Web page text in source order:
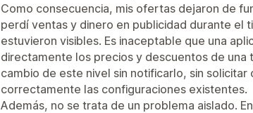
Como consecuencia, mis ofertas dejaron de
perdí ventas y dinero en publicidad durante el
estuvieron visibles. Es inaceptable que una
directamente los precios y descuentos de una
cambio de este nivel sin notificarlo, sin solicitar
correctamente las configuraciones existentes.
Además, no se trata de un problema aislado.